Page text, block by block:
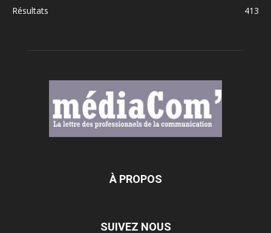
Résultats
413
À PROPOS
SUIVEZ NOUS